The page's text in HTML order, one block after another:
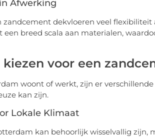
Afwerking
zandcement dekvloeren veel
breed scala aan materialen,
voor een
woont of werkt, zijn er
kan zijn.
Lokale Klimaat
kan behoorlijk wisselvallig zijn,